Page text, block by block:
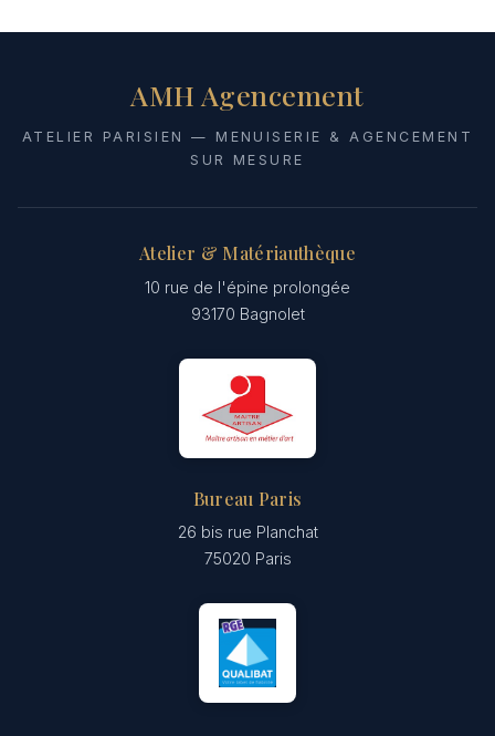
AMH Agencement
ATELIER PARISIEN — MENUISERIE & AGENCEMENT
SUR MESURE
Atelier & Matériauthèque
10 rue de l'épine prolongée
93170 Bagnolet
Bureau Paris
26 bis rue Planchat
75020 Paris